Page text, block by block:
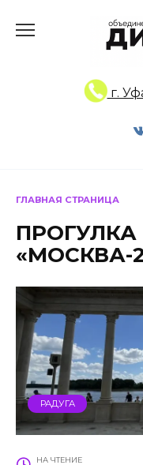
г.
ГЛАВНАЯ СТРАНИЦА
«МОСКВА-
РАДУГА
НА ЧТЕНИЕ